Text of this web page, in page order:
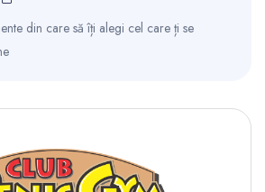
din care să îți alegi cel care ți se